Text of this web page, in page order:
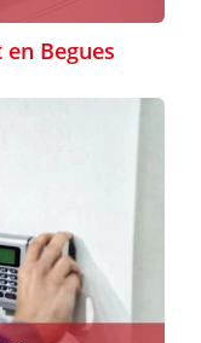
Begues